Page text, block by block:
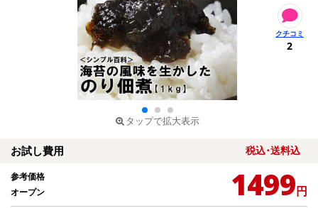
タップで拡大表示
2
お試し費用 税込･送料込
参考価格
オープン
1499円